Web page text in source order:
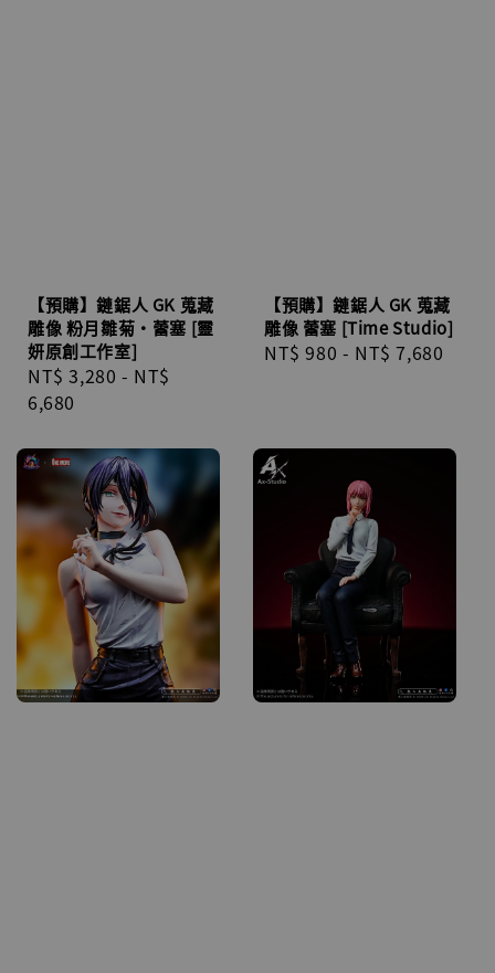
【預購】鏈鋸人 GK 蒐藏
雕像 粉月雛菊·蕾塞 [靈
妍原創工作室]
Regular
price
NT$ 3,280 - NT$
6,680
【預購】鏈鋸人 GK 蒐藏
雕像 蕾塞 [Time Studio]
Regular
NT$ 980 - NT$ 7,680